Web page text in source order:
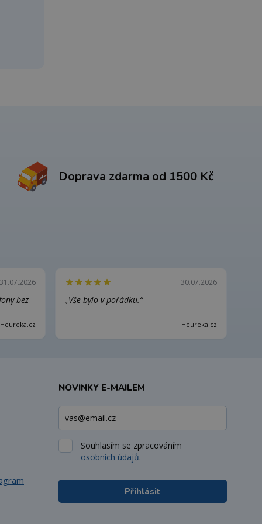
Doprava zdarma od 1500 Kč
31.07.2026
bez
Heureka.cz
30.07.2026
„Vše bylo v pořádku.“
Heureka.cz
NOVINKY E-MAILEM
Souhlasím se zpracováním
osobních údajů.
Přihlásit